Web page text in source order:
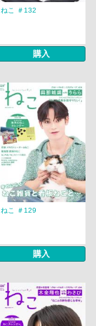
ねこ ＃132
購入
ねこ ＃129
購入